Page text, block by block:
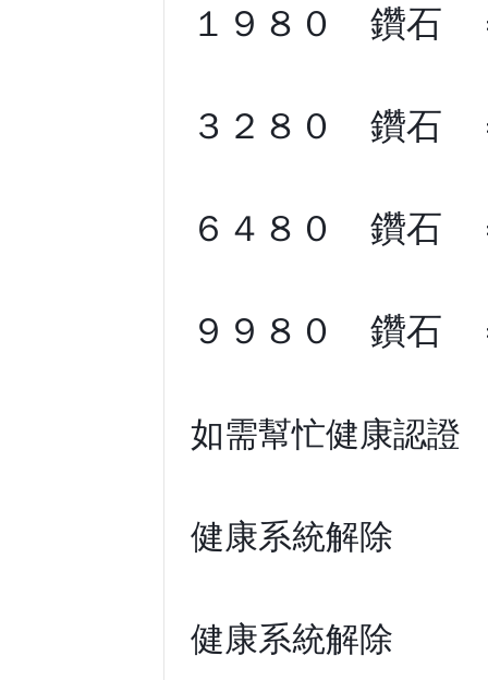
１９８０ 鑽石
３２８０ 鑽石
６４８０ 鑽石
９９８０ 鑽石
如需幫忙健康認
健康系統解除
健康系統解除